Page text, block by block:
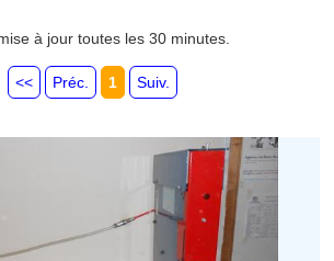
-
à jour toutes les 30 minutes.
<< Préc. 1 Suiv.